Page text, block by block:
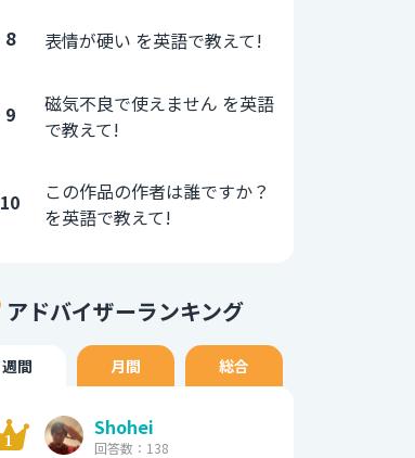
8 表情が硬い を英語で教えて!
9
磁気不良で使えません を英語
で教えて!
10
この作品の作者は誰ですか？
を英語で教えて!
アドバイザーランキング
週間 月間 総合
Shohei
回答数：138